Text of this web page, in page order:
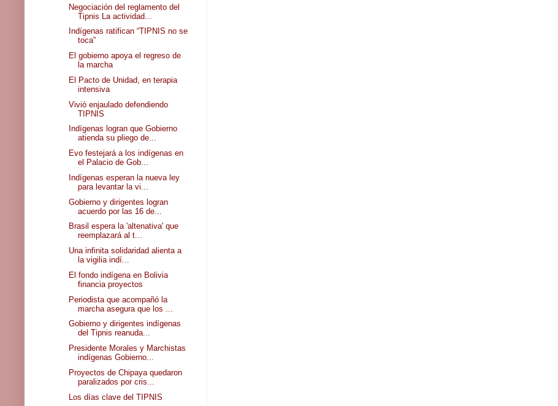
Negociación del reglamento del
Tipnis La actividad...
Indígenas ratifican “TIPNIS no se
toca”
El gobierno apoya el regreso de
la marcha
El Pacto de Unidad, en terapia
intensiva
Vivió enjaulado defendiendo
TIPNIS
Indígenas logran que Gobierno
atienda su pliego de...
Evo festejará a los indígenas en
el Palacio de Gob...
Indígenas esperan la nueva ley
para levantar la vi...
Gobierno y dirigentes logran
acuerdo por las 16 de...
Brasil espera la 'altenativa' que
reemplazará al t...
Una infinita solidaridad alienta a
la vigilia indí...
El fondo indígena en Bolivia
financia proyectos
Periodista que acompañó la
marcha asegura que los ...
Gobierno y dirigentes indígenas
del Tipnis reanuda...
Presidente Morales y Marchistas
indígenas Gobierno...
Proyectos de Chipaya quedaron
paralizados por cris...
Los días clave del TIPNIS